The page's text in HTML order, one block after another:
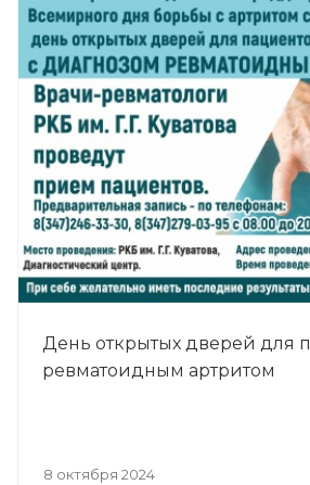
День открытых дверей для
ревматоидным артритом
8 октября 2024